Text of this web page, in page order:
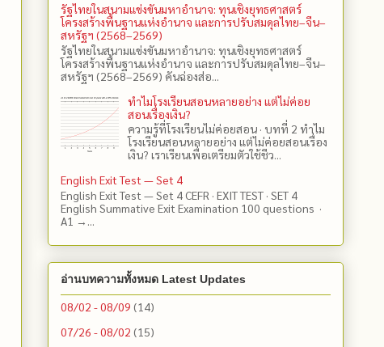
รัฐไทยในสนามแข่งขันมหาอำนาจ: ทุนเชิงยุทธศาสตร์
โครงสร้างพื้นฐานแห่งอำนาจ และการปรับสมดุลไทย–จีน–
สหรัฐฯ (2568–2569)
รัฐไทยในสนามแข่งขันมหาอำนาจ: ทุนเชิงยุทธศาสตร์
โครงสร้างพื้นฐานแห่งอำนาจ และการปรับสมดุลไทย–จีน–
สหรัฐฯ (2568–2569) คันฉ่องส่อ...
ทำไมโรงเรียนสอนหลายอย่าง แต่ไม่ค่อย
สอนเรื่องเงิน?
ความรู้ที่โรงเรียนไม่ค่อยสอน · บทที่ 2 ทำไม
โรงเรียนสอนหลายอย่าง แต่ไม่ค่อยสอนเรื่อง
เงิน? เราเรียนเพื่อเตรียมตัวใช้ชีว...
English Exit Test — Set 4
English Exit Test — Set 4 CEFR · EXIT TEST · SET 4
English Summative Exit Examination 100 questions ·
A1 →...
อ่านบทความทั้งหมด Latest Updates
08/02 - 08/09 (14)
07/26 - 08/02 (15)